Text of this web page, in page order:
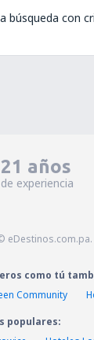
búsqueda con
21 años
de experiencia
como tú
Community
populares: